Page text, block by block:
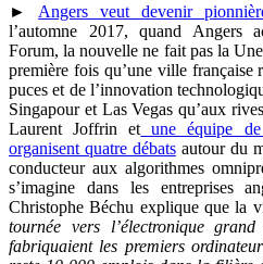
► Angers veut devenir
l’automne 2017, quand Angers
Forum, la nouvelle ne fait pas la
première fois qu’une ville
puces et de l’innovation
Singapour et Las Vegas qu’aux
Laurent Joffrin et une équipe
organisent quatre débatsautour du
conducteur aux algorithmes
s’imagine dans les entreprises
Christophe Béchu explique que la
tournée vers l’électronique
fabriquaient les premiers